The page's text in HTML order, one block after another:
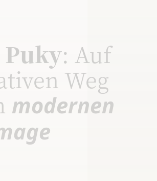
Puky: Auf
Weg
modernen